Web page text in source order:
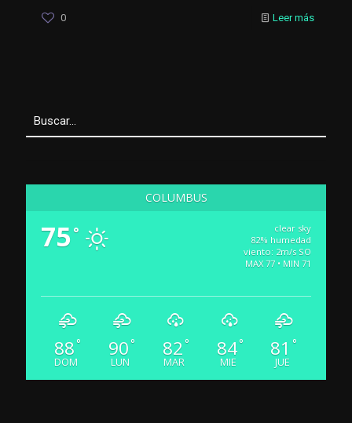
0 Leer más
COLUMBUS
75°
clear sky
82% humedad
viento: 2m/s SO
MAX 77 • MIN 71
88 °
DOM
90 °
LUN
82 °
MAR
84°
MIE
81 °
JUE